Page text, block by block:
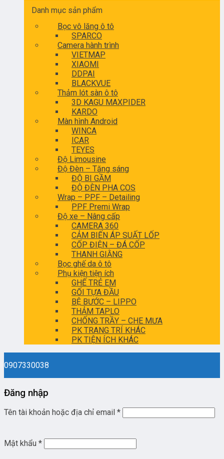
Danh mục sản phẩm
Bọc vô lăng ô tô
SPARCO
Camera hành trình
VIETMAP
XIAOMI
DDPAI
BLACKVUE
Thảm lót sàn ô tô
3D KAGU MAXPIDER
KARDO
Màn hình Android
WINCA
ICAR
TEYES
Độ Limousine
Độ Đèn – Tăng sáng
ĐỘ BI GẦM
ĐỘ ĐÈN PHA COS
Wrap – PPF – Detailing
PPF Premi Wrap
Độ xe – Nâng cấp
CAMERA 360
CẢM BIẾN ÁP SUẤT LỐP
CỐP ĐIỆN – ĐÁ CỐP
THANH GIẰNG
Bọc ghế da ô tô
Phụ kiện tiện ích
GHẾ TRẺ EM
GỐI TỰA ĐẦU
BỆ BƯỚC – LIPPO
THẢM TAPLO
CHỐNG TRẦY – CHE MƯA
PK TRANG TRÍ KHÁC
PK TIỆN ÍCH KHÁC
0907330038
Đăng nhập
Tên tài khoản hoặc địa chỉ email *
Mật khẩu *